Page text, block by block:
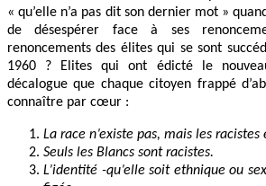
« qu’elle n’a pas dit son dernier mot »
de désespérer face à ses
renoncements des élites qui se sont
1960 ? Elites qui ont édicté le
décalogue que chaque citoyen frappé
connaître par cœur :
La race n’existe pas, mais les racistes
Seuls les Blancs sont racistes.
L’identité -qu’elle soit ethnique ou